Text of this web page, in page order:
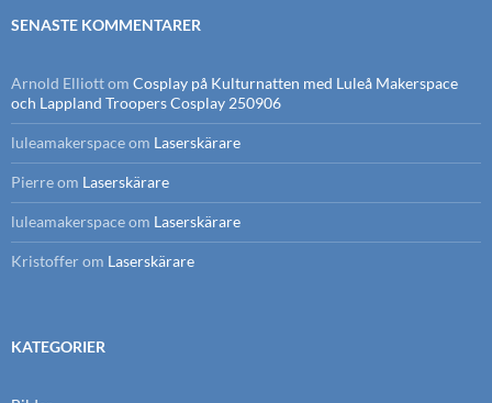
SENASTE KOMMENTARER
Arnold Elliottom Cosplay på Kulturnatten med Luleå Makerspace
och Lappland Troopers Cosplay 250906
luleamakerspaceom Laserskärare
Pierreom Laserskärare
luleamakerspaceom Laserskärare
Kristoffer om Laserskärare
KATEGORIER